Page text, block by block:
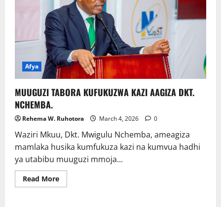
Afya
MUUGUZI TABORA KUFUKUZWA KAZI AAGIZA DKT.
NCHEMBA.
Rehema W. Ruhotora March 4, 2026 0
Waziri Mkuu, Dkt. Mwigulu Nchemba, ameagiza
mamlaka husika kumfukuza kazi na kumvua hadhi
ya utabibu muuguzi mmoja...
Read MoreRead
more